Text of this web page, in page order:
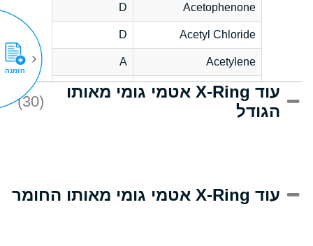
Acetophenone
D
Acetyl Chloride
D
Acetylene
A
Acrlylonitrile
D
Adipic Acid
(Aqueous)
עוד X-Ring אטמי גומי מאותו
הגודל
(30)
עוד X-Ring אטמי גומי מאותו החומר
הזמנה